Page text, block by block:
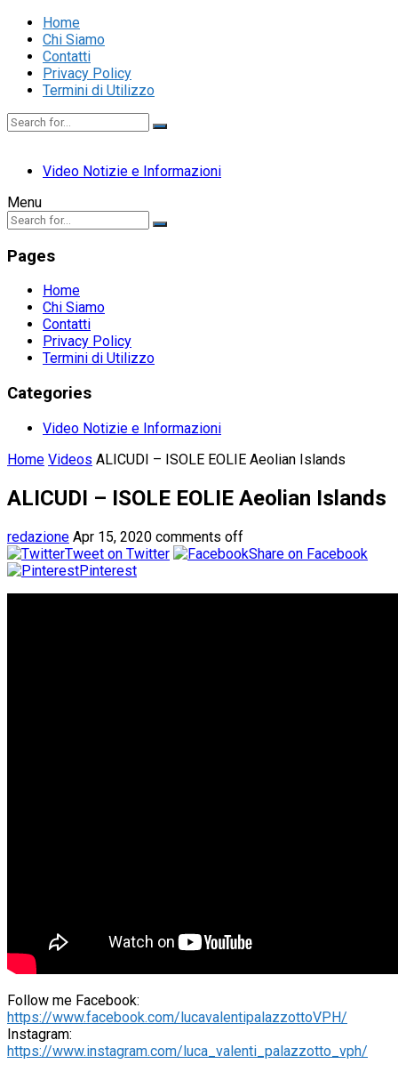
Home
Chi Siamo
Contatti
Privacy Policy
Termini di Utilizzo
Video Notizie e Informazioni
Menu
Pages
Home
Chi Siamo
Contatti
Privacy Policy
Termini di Utilizzo
Categories
Video Notizie e Informazioni
Home Videos ALICUDI – ISOLE EOLIE Aeolian Islands
ALICUDI – ISOLE EOLIE Aeolian Islands
redazione Apr 15, 2020 comments off
Tweet on Twitter
Share on Facebook
Pinterest
Follow me Facebook:
https://www.facebook.com/lucavalentipalazzottoVPH/
Instagram:
https://www.instagram.com/luca_valenti_palazzotto_vph/